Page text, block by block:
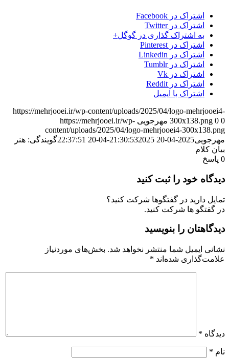
اشتراک در Facebook
اشتراک در Twitter
به اشتراک گذاری در گوگل+
اشتراک در Pinterest
اشتراک در Linkedin
اشتراک در Tumblr
اشتراک در Vk
اشتراک در Reddit
اشتراک با ایمیل
https://mehrjooei.ir/wp-content/uploads/2025/04/logo-mehrjooei4-
300x138.png 0 0 مهرجویی https://mehrjooei.ir/wp-
content/uploads/2025/04/logo-mehrjooei4-300x138.png
مهرجویی2025-04-20 21:30:53
2025-04-20 22:37:51
گویندگی: هنر
بیان کلام
0 پاسخ
دیدگاه خود را ثبت کنید
تمایل دارید در گفتگوها شرکت کنید؟
در گفتگو ها شرکت کنید.
دیدگاهتان را بنویسید
نشانی ایمیل شما منتشر نخواهد شد. بخش‌های موردنیاز
علامت‌گذاری شده‌اند *
دیدگاه *
نام *